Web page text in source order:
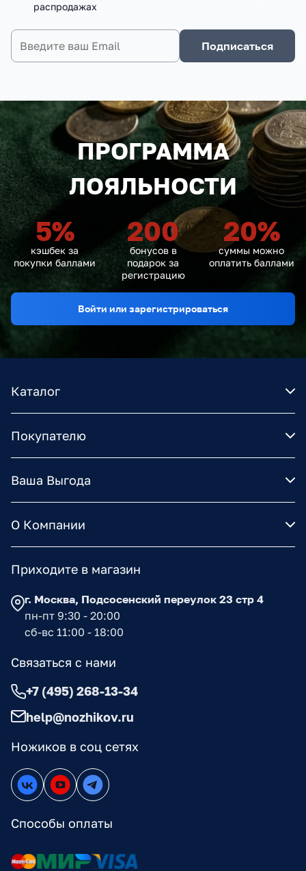
распродажах
Подписаться
ПРОГРАММА
ЛОЯЛЬНОСТИ
5%
кэшбек за
покупки баллами
200
бонусов в
подарок за
регистрацию
20%
суммы можно
оплатить баллами
Войти или зарегистрироваться
Каталог
Покупателю
Ваша Выгода
О Компании
Ножиков в соц сетях
Способы оплаты
Приходите в магазин
г. Москва, Подсосенский переулок 23 стр 4
пн-пт 9:30 - 20:00
сб-вс 11:00 - 18:00
Связаться с нами
+7 (495) 268-13-34
help@nozhikov.ru